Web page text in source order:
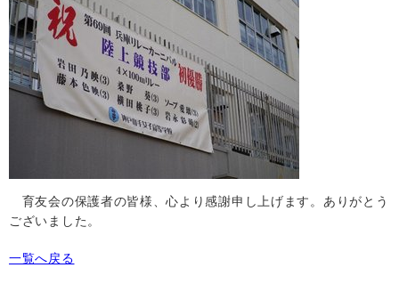
育友会の保護者の皆様、心より感謝申し上げます。ありがとう
ございました。
一覧へ戻る